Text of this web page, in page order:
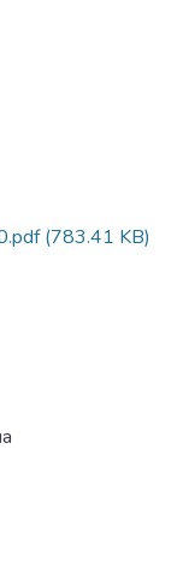
(783.41 KB)